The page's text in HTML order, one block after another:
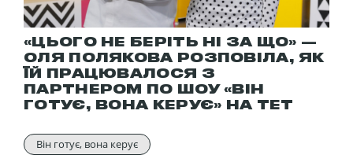
«ЦЬОГО НЕ БЕРІТЬ НІ ЗА ЩО» —
ОЛЯ ПОЛЯКОВА РОЗПОВІЛА, ЯК
ЇЙ ПРАЦЮВАЛОСЯ З
ПАРТНЕРОМ ПО ШОУ «ВІН
ГОТУЄ, ВОНА КЕРУЄ» НА ТЕТ
Він готує, вона керує